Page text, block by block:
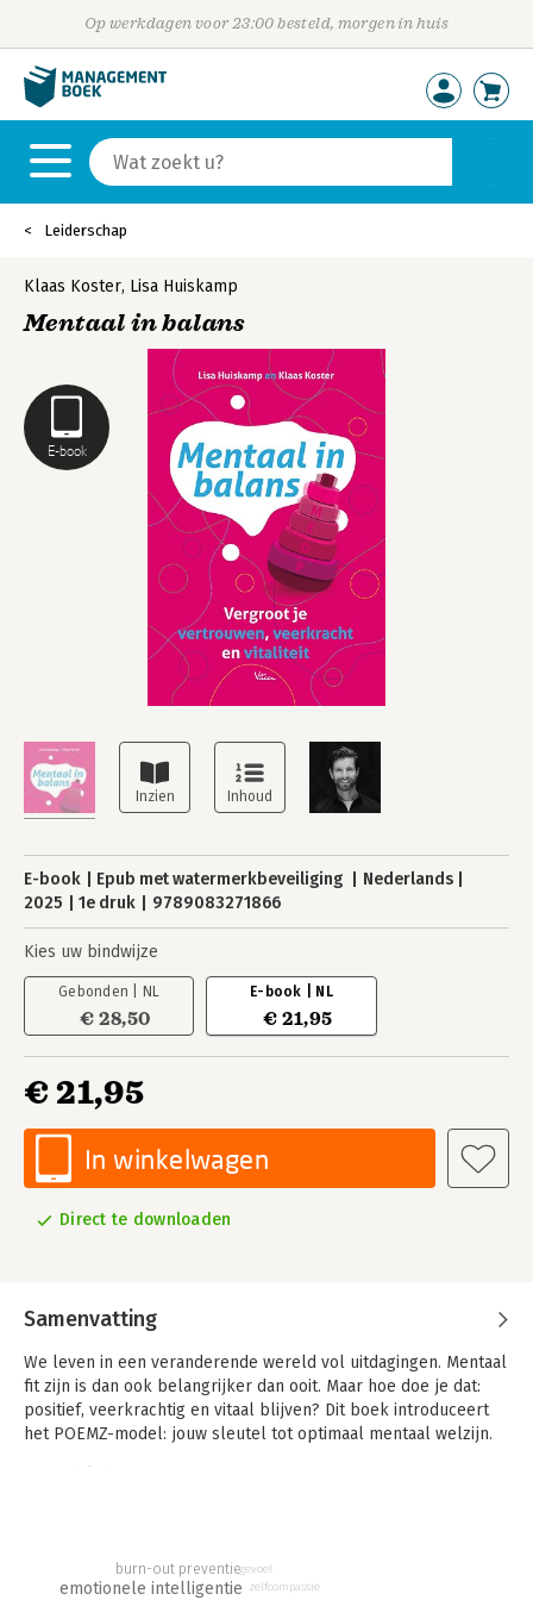
Op werkdagen voor 23:00 besteld, morgen in huis
Leiderschap
E-book
Klaas Koster, Lisa Huiskamp
Mentaal in balans
E-book Epub met watermerkbeveiliging
Nederlands
2025
1e druk 9789083271866
Kies uw bindwijze
Gebonden | NL
€ 28,50
E-book | NL
€ 21,95
€ 21,95
In winkelwagen
Direct te downloaden
Samenvatting
We leven in een veranderende wereld vol uitdagingen. Mentaal
fit zijn is dan ook belangrijker dan ooit. Maar hoe doe je dat:
positief, veerkrachtig en vitaal blijven? Dit boek introduceert
het POEMZ-model: jouw sleutel tot optimaal mentaal welzijn.
• je Mindset zelf versterkt
• je Zelfbeeld laat samenvallen met … jezelf.
emotionele intelligentie
burn-out preventie
zelfcompassie
gevoel